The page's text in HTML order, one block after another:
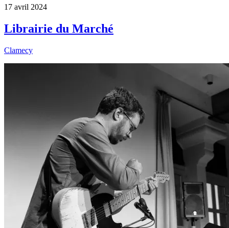
17 avril 2024
Librairie du Marché
Clamecy